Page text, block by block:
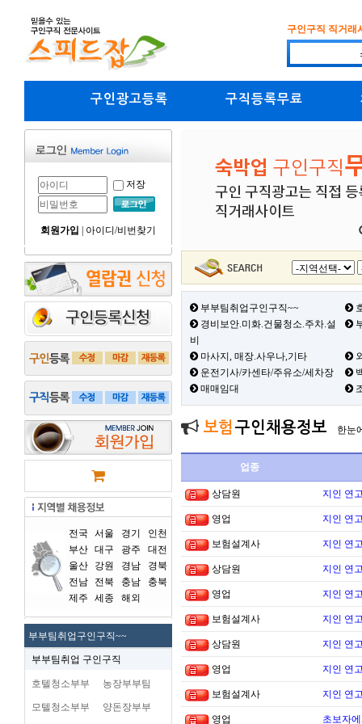
구인구직 직거래
구인광고등록 구직등록무료
저장
회원가입 아이디/비번찾기
전국 서울 경기
인천
부산 대구 광주
대전
울산
강원 경남
경북
전남
전북 충남
충북
제주
세종 해외
부부팀취업구인구직~~
부부팀취업 구인구직
호텔청소부부 농장부부팀
모텔청소부부 양돈장부부
부부팀취업구인구직~~
경비보안.미화.건물청소.주차.설
비
마사지, 매장.사우나,기타
운전기사/카센타/주유소/세차장
매매임대
보험 구인채용정보 한눈
업종
상담원 지인 연
영업 지인 연
보험설계사 지인 연
상담원 지인 연
영업 지인 연
보험설계사 지인 연
상담원 지인 연
영업 지인 연
보험설계사 지인 연
영업 초보자